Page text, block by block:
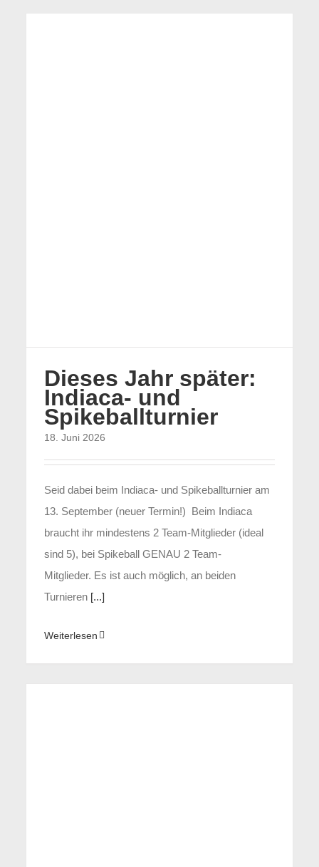
Dieses Jahr später:
Indiaca- und
Spikeballturnier
18. Juni 2026
Seid dabei beim Indiaca- und Spikeballturnier am
13. September (neuer Termin!) Beim Indiaca
braucht ihr mindestens 2 Team-Mitglieder (ideal
sind 5), bei Spikeball GENAU 2 Team-
Mitglieder. Es ist auch möglich, an beiden
Turnieren[...]
Weiterlesen